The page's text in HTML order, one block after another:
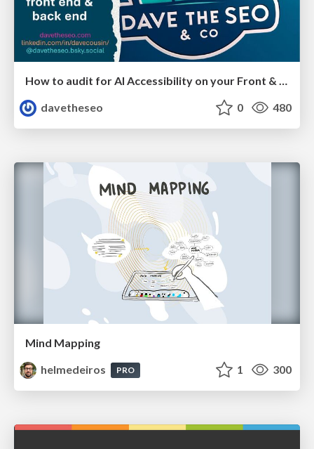
How to audit for AI Accessibility on your Front & Back End
davetheseo
0 480
Mind Mapping
helmedeiros
PRO 1 300